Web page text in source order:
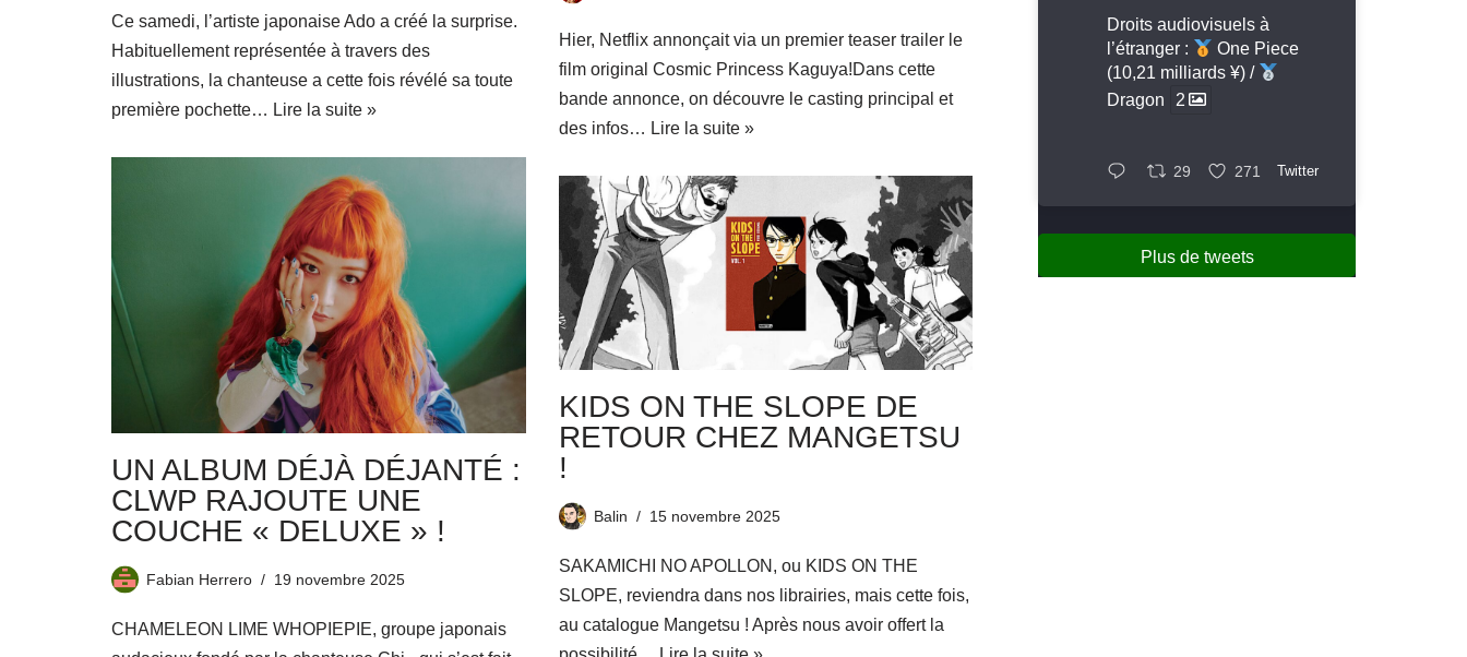
Ce samedi, l’artiste japonaise Ado a créé la surprise.
Habituellement représentée à travers des
illustrations, la chanteuse a cette fois révélé sa toute
première pochette… Lire la suite »
Hier, Netflix annonçait via un premier teaser trailer le
film original Cosmic Princess Kaguya!Dans cette
bande annonce, on découvre le casting principal et
des infos… Lire la suite »
UN ALBUM DÉJÀ DÉJANTÉ :
CLWP RAJOUTE UNE
COUCHE « DELUXE » !
Fabian Herrero 19 novembre 2025
CHAMELEON LIME WHOPIEPIE, groupe japonais
KIDS ON THE SLOPE DE
RETOUR CHEZ MANGETSU
!
Balin 15 novembre 2025
SAKAMICHI NO APOLLON, ou KIDS ON THE
SLOPE, reviendra dans nos librairies, mais cette fois,
au catalogue Mangetsu ! Après nous avoir offert la
Droits audiovisuels à
l’étranger :
One Piece
(10,21 milliards ¥) /
Dragon
2
29 271 Twitter
Plus de tweets